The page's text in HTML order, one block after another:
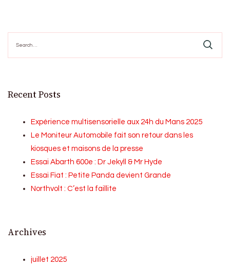
for:
Recent Posts
Expérience multisensorielle aux 24h du Mans 2025
Le Moniteur Automobile fait son retour dans les
kiosques et maisons de la presse
Essai Abarth 600e : Dr Jekyll & Mr Hyde
Essai Fiat : Petite Panda devient Grande
Northvolt : C’est la faillite
Archives
juillet 2025